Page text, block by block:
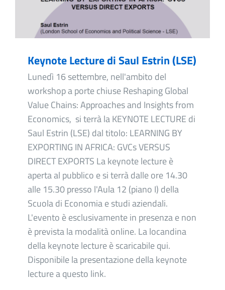
Keynote Lecture di Saul Estrin (LSE)
Lunedì 16 settembre, nell'ambito del
workshop a porte chiuse Reshaping Global
Value Chains: Approaches and Insights from
Economics, si terrà la KEYNOTE LECTURE di
Saul Estrin (LSE) dal titolo: LEARNING BY
EXPORTING IN AFRICA: GVCs VERSUS
DIRECT EXPORTS La keynote lecture è
aperta al pubblico e si terrà dalle ore 14.30
alle 15.30 presso l'Aula 12 (piano I) della
Scuola di Economia e studi aziendali.
L'evento è esclusivamente in presenza e non
è prevista la modalità online. La locandina
della keynote lecture è scaricabile qui.
Disponibile la presentazione della keynote
lecture a questo link.